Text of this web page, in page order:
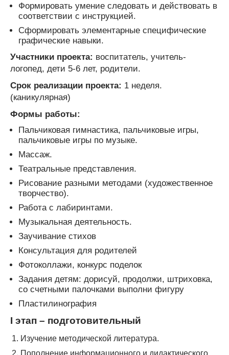
Формировать умение следовать и действовать в
соответствии с инструкцией.
Сформировать элементарные специфические
графические навыки.
Участники проекта: воспитатель, учитель-
логопед, дети 5-6 лет, родители.
Срок реализации проекта: 1 неделя.
(каникулярная)
Формы работы:
Пальчиковая гимнастика, пальчиковые игры,
пальчиковые игры по музыке.
Массаж.
Театральные представления.
Рисование разными методами (художественное
творчество).
Работа с лабиринтами.
Музыкальная деятельность.
Заучивание стихов
Консультация для родителей
Фотоколлажи, конкурс поделок
Задания детям: дорисуй, продолжи, штриховка,
со счетными палочками выполни фигуру
Пластилинография
I этап – подготовительный
Изучение методической литература.
Пополнение информационного и дидактического